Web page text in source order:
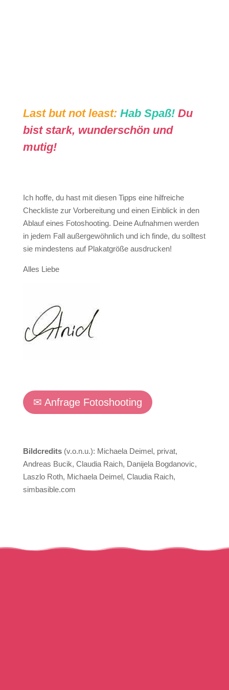
Last but not least: Hab Spaß! Du
bist stark, wunderschön und
mutig!
Ich hoffe, du hast mit diesen Tipps eine hilfreiche
Checkliste zur Vorbereitung und einen Einblick in den
Ablauf eines Fotoshooting. Deine Aufnahmen werden
in jedem Fall außergewöhnlich und ich finde, du solltest
sie mindestens auf Plakatgröße ausdrucken!
Alles Liebe
✉ Anfrage Fotoshooting
Bildcredits(v.o.n.u.): Michaela Deimel, privat,
Andreas Bucik, Claudia Raich, Danijela Bogdanovic,
Laszlo Roth, Michaela Deimel, Claudia Raich,
simbasible.com